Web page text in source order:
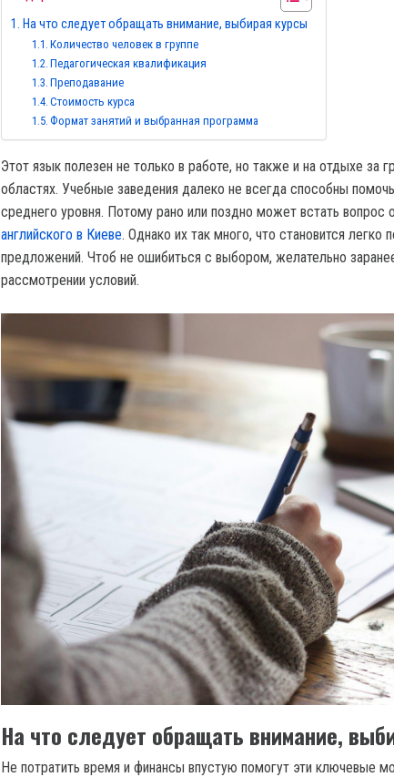
На что следует обращать внимание, выбирая курсы
Количество человек в группе
Педагогическая квалификация
Преподавание
Стоимость курса
Формат занятий и выбранная программа
Этот язык полезен не только в работе, но также и на отдыхе за
областях. Учебные заведения далеко не всегда способны
среднего уровня. Потому рано или поздно может встать вопрос
английского в Киеве. Однако их так много, что становится легко
предложений. Чтоб не ошибиться с выбором, желательно
рассмотрении условий.
На что следует обращать внимание,
Не потратить время и финансы впустую помогут эти ключевые